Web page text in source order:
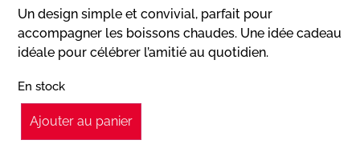
Un design simple et convivial, parfait pour
accompagner les boissons chaudes. Une idée cadeau
idéale pour célébrer l’amitié au quotidien.
En stock
Ajouter au panier